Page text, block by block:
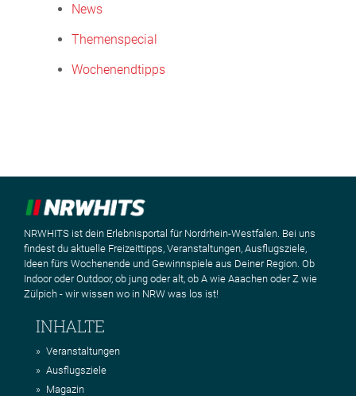
News
Themenspecial
Wochenendtipps
NRWHITS ist dein Erlebnisportal für Nordrhein-Westfalen. Bei uns
findest du aktuelle Freizeittipps, Veranstaltungen, Ausflugsziele,
Ideen fürs Wochenende und Gewinnspiele aus Deiner Region. Ob
Indoor oder Outdoor, ob jung oder alt, ob A wie Aaachen oder Z wie
Zülpich - wir wissen wo in NRW was los ist!
INHALTE
Veranstaltungen
Ausflugsziele
Magazin